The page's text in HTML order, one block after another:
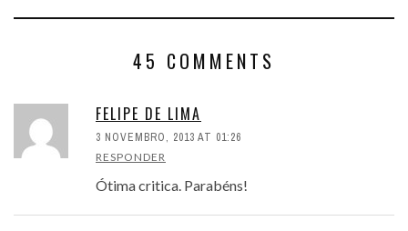
45 COMMENTS
FELIPE DE LIMA
3 NOVEMBRO, 2013 AT 01:26
RESPONDER
Ótima critica. Parabéns!